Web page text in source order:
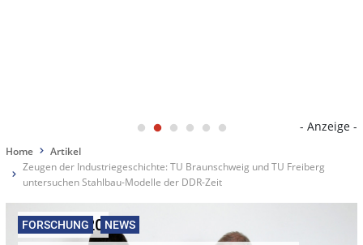
- Anzeige -
Home
Artikel
Zeugen der Industriegeschichte: TU Braunschweig und TU Freiberg
untersuchen Stahlbau-Modelle der DDR-Zeit
FORSCHUNG NEWS
06.10.2020